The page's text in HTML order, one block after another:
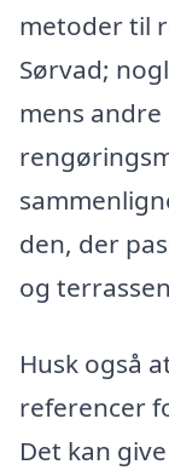
metoder til
Sørvad;
mens
den, der
og
Husk også
referencer
Det kan